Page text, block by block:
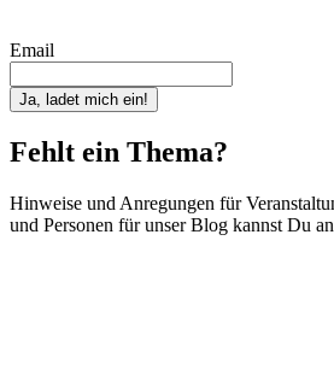
Email
Ja, ladet mich ein!
Fehlt ein Thema?
Hinweise und Anregungen für
und Personen für unser Blog kannst Du an